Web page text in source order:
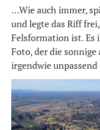
…Wie auch immer,
und legte das Riff
Felsformation ist. Es
Foto, der die
irgendwie